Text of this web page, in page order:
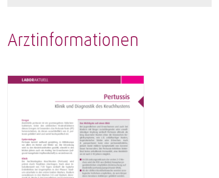
Arztinformationen